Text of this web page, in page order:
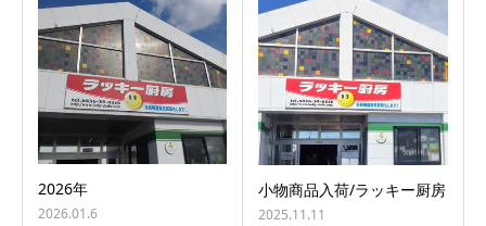
2026年
2026.01.6
小物商品入荷/ラッキー厨房
2025.11.11